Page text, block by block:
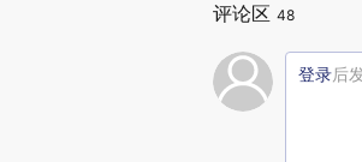
评论区 48
登录后